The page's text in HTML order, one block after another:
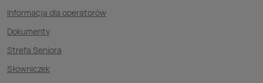
Informacja dla operatorów
Dokumenty
Strefa Seniora
Słowniczek